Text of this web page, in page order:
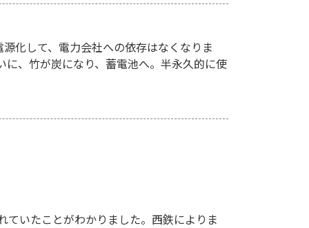
化して、電力会社への依存はなくなりま
、竹が炭になり、蓄電池へ。半永久的に使
ていたことがわかりました。西鉄によりま